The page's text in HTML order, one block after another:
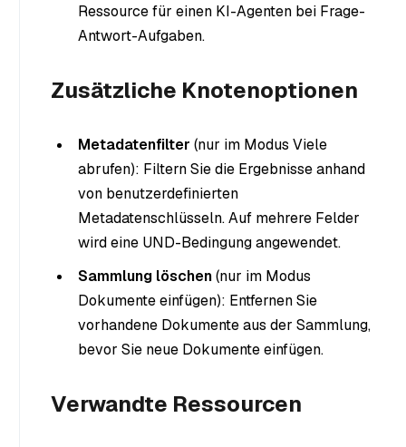
Ressource für einen KI-Agenten bei Frage-
Antwort-Aufgaben.
Zusätzliche Knotenoptionen
Metadatenfilter (nur im Modus Viele
abrufen): Filtern Sie die Ergebnisse anhand
von benutzerdefinierten
Metadatenschlüsseln. Auf mehrere Felder
wird eine UND-Bedingung angewendet.
Sammlung löschen(nur im Modus
Dokumente einfügen): Entfernen Sie
vorhandene Dokumente aus der Sammlung,
bevor Sie neue Dokumente einfügen.
Verwandte Ressourcen